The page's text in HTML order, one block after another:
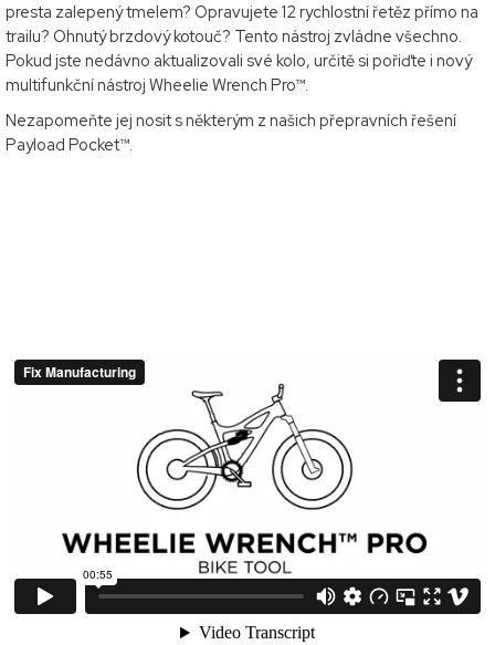
presta zalepený tmelem? Opravujete 12 rychlostní řetěz přímo na
trailu? Ohnutý brzdový kotouč? Tento nástroj zvládne všechno.
Pokud jste nedávno aktualizovali své kolo, určitě si pořiďte i nový
multifunkční nástroj Wheelie Wrench Pro™.
Nezapomeňte jej nosit s některým z našich přepravních řešení
Payload Pocket™.